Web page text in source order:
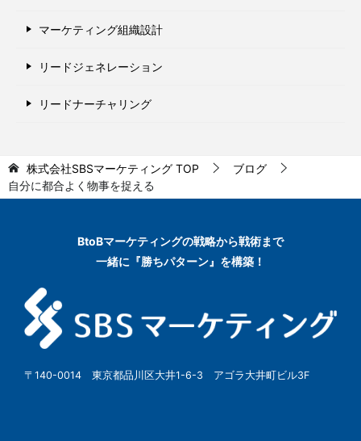
マーケティング組織設計
リードジェネレーション
リードナーチャリング
株式会社SBSマーケティング TOP
ブログ
自分に都合よく物事を捉える
BtoBマーケティングの戦略から戦術まで
一緒に『勝ちパターン』を構築！
〒140-0014 東京都品川区大井1-6-3 アゴラ大井町ビル3F